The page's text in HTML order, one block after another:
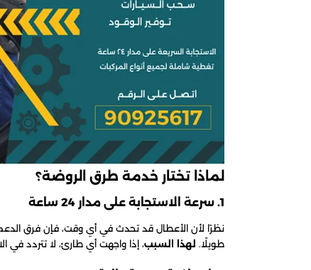
لماذا تختار خدمة طرق الروضة؟
1. سرعة الاستجابة على مدار 24 ساعة
نظرًا لأن الأعطال قد تحدث في أي وقت، فإن فرق
طويلًا. لهذا السبب، إذا واجهت أي طارئ، لا تتردد في